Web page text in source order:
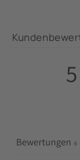
5
Bewertungen 6